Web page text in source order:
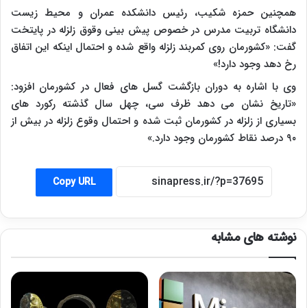
همچنین حمزه شکیب، رئیس دانشکده عمران و محیط زیست
دانشگاه تربیت مدرس در خصوص پیش بینی وقوق زلزله در پایتخت
گفت: «کشورمان روی کمربند زلزله واقع شده و احتمال اینکه این اتفاق
رخ دهد وجود دارد!»
وی با اشاره به دوران بازگشت گسل های فعال در کشورمان افزود:
«تاریخ نشان می دهد ظرف سی، چهل سال گذشته رکورد های
بسیاری از زلزله در کشورمان ثبت شده و احتمال وقوع زلزله در بیش از
۹۰ درصد نقاط کشورمان وجود دارد.»
Copy URL
نوشته های مشابه